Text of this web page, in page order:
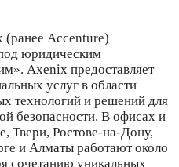
(ранее Accenture)
юридическим
Axenix предоставляет
услуг в области
технологий и решений для
безопасности. В офисах и
Твери, Ростове-на-Дону,
и Алматы работают около
сочетанию уникальных